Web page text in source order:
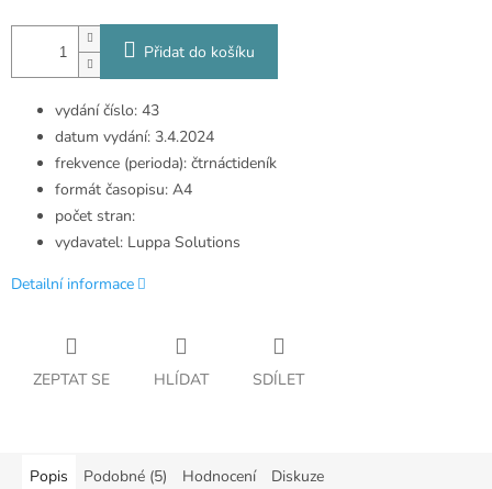
Přidat do košíku
vydání číslo: 43
datum vydání: 3.4.2024
frekvence (perioda): čtrnáctideník
formát časopisu: A4
počet stran:
vydavatel: Luppa Solutions
Detailní informace
ZEPTAT SE HLÍDAT SDÍLET
Popis Podobné (5) Hodnocení Diskuze